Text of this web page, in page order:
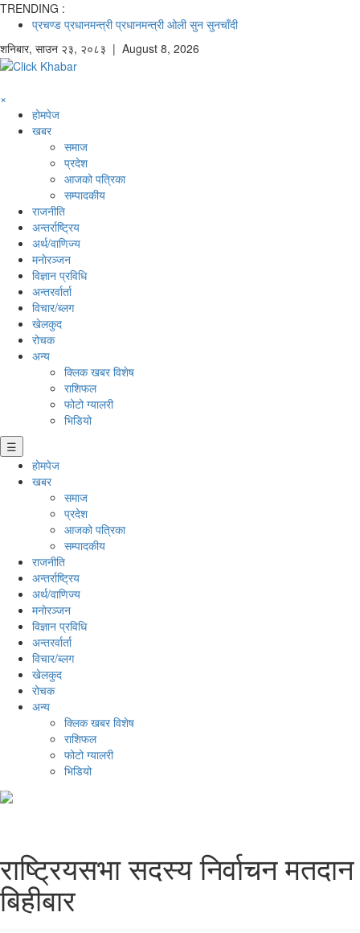
TRENDING :
प्रचण्ड प्रधानमन्त्री प्रधानमन्त्री ओली सुन सुनचाँदी
शनिबार, साउन २३, २०८३ | August 8, 2026
×
होमपेज
खबर
समाज
प्रदेश
आजको पत्रिका
सम्पादकीय
राजनीति
अन्तर्राष्ट्रिय
अर्थ/वाणिज्य
मनाेरञ्जन
विज्ञान प्रविधि
अन्तरर्वार्ता
विचार/ब्लग
खेलकुद
रोचक
अन्य
क्लिक खबर विशेष
राशिफल
फोटो ग्यालरी
भिडियो
☰
होमपेज
खबर
समाज
प्रदेश
आजको पत्रिका
सम्पादकीय
राजनीति
अन्तर्राष्ट्रिय
अर्थ/वाणिज्य
मनाेरञ्जन
विज्ञान प्रविधि
अन्तरर्वार्ता
विचार/ब्लग
खेलकुद
रोचक
अन्य
क्लिक खबर विशेष
राशिफल
फोटो ग्यालरी
भिडियो
राष्ट्रियसभा सदस्य निर्वाचन मतदान
बिहीबार